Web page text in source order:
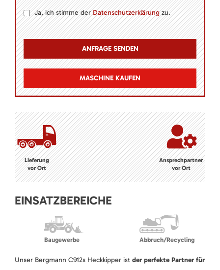
Ja, ich stimme derDatenschutzerklärungzu.
MASCHINE KAUFEN
Lieferung
vor Ort
Ansprechpartner
vor Ort
EINSATZBEREICHE
Baugewerbe Abbruch/Recycling
Unser Bergmann C912s Heckkipper ist der perfekte Partner für